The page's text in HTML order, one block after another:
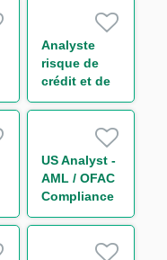
Analyste
risque de
crédit et de
portefeuille -
Transport
H/F
US Analyst -
AML / OFAC
Compliance
Officer